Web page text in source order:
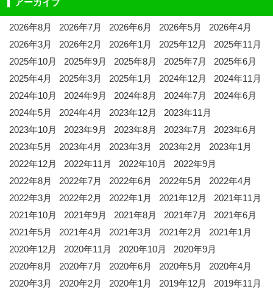
2026年8月 2026年7月 2026年6月 2026年5月
2026年4月
2026年3月
2026年2月 2026年1月 2025年12月
2025年11月
2025年10月
2025年9月 2025年8月 2025年7月
2025年6月
2025年4月
2025年3月 2025年1月 2024年12月
2024年11月
2024年10月
2024年9月 2024年8月 2024年7月
2024年6月
2024年5月
2024年4月 2023年12月
2023年11月
2023年10月
2023年9月 2023年8月 2023年7月
2023年6月
2023年5月
2023年4月 2023年3月 2023年2月
2023年1月
2022年12月
2022年11月 2022年10月
2022年9月
2022年8月
2022年7月 2022年6月 2022年5月
2022年4月
2022年3月
2022年2月 2022年1月 2021年12月
2021年11月
2021年10月
2021年9月 2021年8月 2021年7月
2021年6月
2021年5月
2021年4月 2021年3月 2021年2月
2021年1月
2020年12月
2020年11月 2020年10月
2020年9月
2020年8月
2020年7月 2020年6月 2020年5月
2020年4月
2020年3月
2020年2月 2020年1月 2019年12月
2019年11月